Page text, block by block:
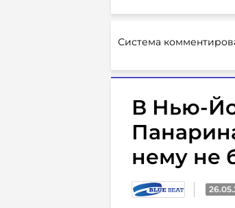
Система
В Нью-
нему не